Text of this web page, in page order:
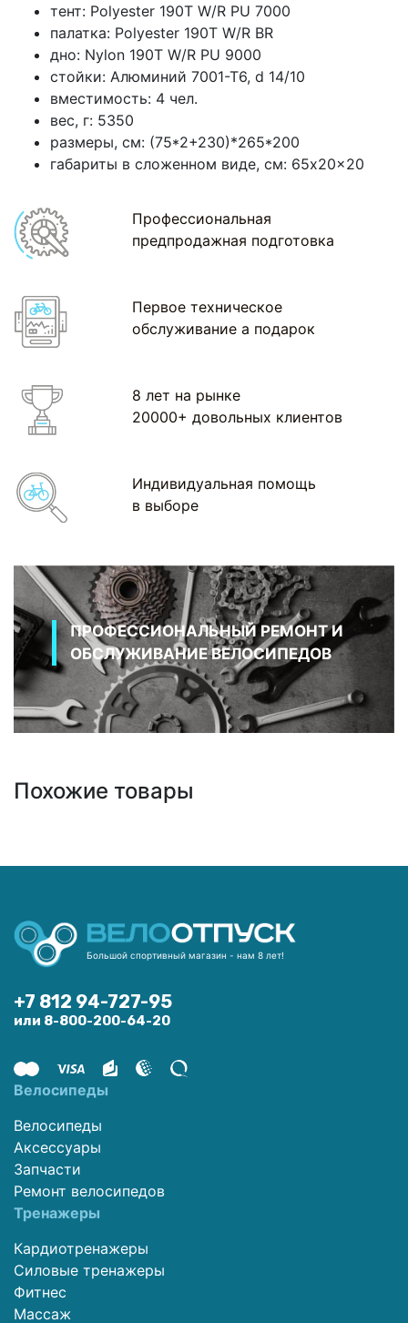
тент: Polyester 190T W/R PU 7000
палатка: Polyester 190T W/R BR
дно: Nylon 190T W/R PU 9000
стойки: Алюминий 7001-Т6, d 14/10
вместимость: 4 чел.
вес, г: 5350
размеры, см: (75*2+230)*265*200
габариты в сложенном виде, см: 65x20x20
Профессиональная
предпродажная подготовка
Первое техническое
обслуживание а подарок
8 лет на рынке
20000+ довольных клиентов
Индивидуальная помощь
в выборе
ПРОФЕССИОНАЛЬНЫЙ РЕМОНТ И
ОБСЛУЖИВАНИЕ ВЕЛОСИПЕДОВ
Похожие товары
Большой спортивный магазин - нам 8 лет!
+7 812 94-727-95
или 8-800-200-64-20
Велосипеды
Велосипеды
Аксессуары
Запчасти
Ремонт велосипедов
Тренажеры
Кардиотренажеры
Силовые тренажеры
Фитнес
Массаж